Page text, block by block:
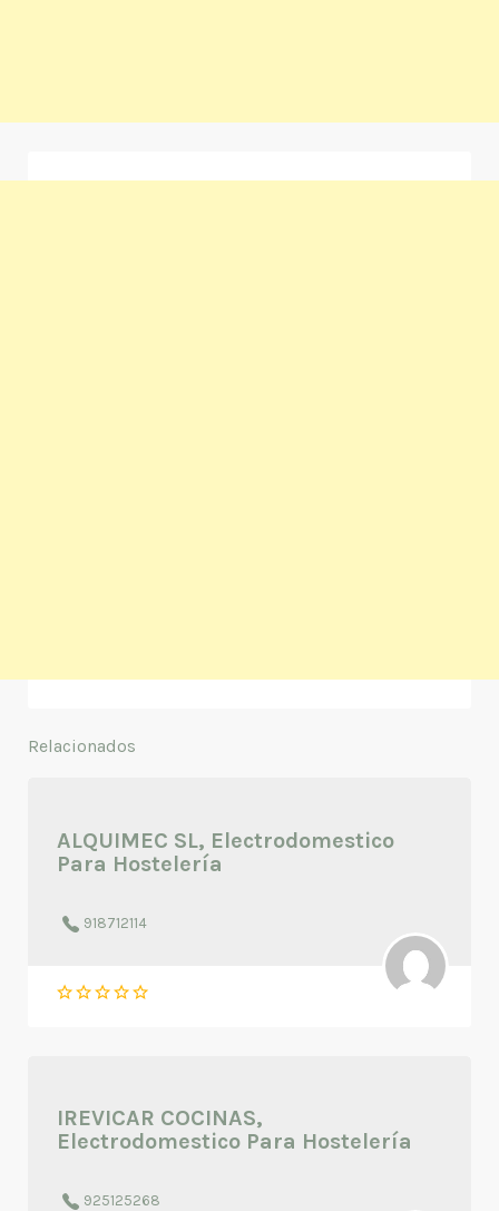
Relacionados
ALQUIMEC SL, Electrodomestico
Para Hostelería
918712114
IREVICAR COCINAS,
Electrodomestico Para Hostelería
925125268